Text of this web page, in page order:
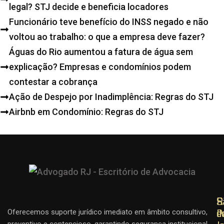
legal? STJ decide e beneficia locadores
Funcionário teve benefício do INSS negado e não
voltou ao trabalho: o que a empresa deve fazer?
Águas do Rio aumentou a fatura de água sem
explicação? Empresas e condomínios podem
contestar a cobrança
Ação de Despejo por Inadimplência: Regras do STJ
Airbnb em Condomínio: Regras do STJ
Oferecemos suporte jurídico imediato em âmbito consultivo,